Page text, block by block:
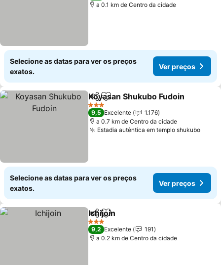
a 0.1 km de Centro da cidade
Selecione as datas para ver os preços
exatos.
Ver preços
PartilharAdicionar aos favoritos
Koyasan Shukubo Fudoin
3 Estrelas
9,5 Excelente
1.176
a 0.7 km de Centro da cidade
Estadia autêntica em templo shukuboVer
Selecione as datas para ver os preços
exatos.
Ver preços
PartilharAdicionar aos favoritos
Ichijoin
3 Estrelas
9,2 Excelente
191
a 0.2 km de Centro da cidade